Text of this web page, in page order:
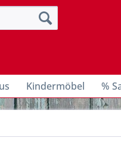
Kindermöbel %